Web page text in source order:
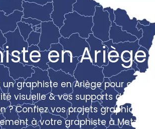
en Ariège
graphiste en Ariège pour créer
visuelle & vos supports de
? Confiez vos projets graphiques
à votre graphiste à Metz !